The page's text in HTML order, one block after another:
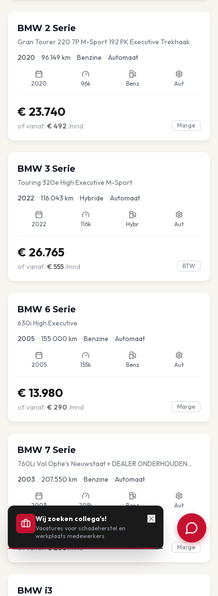
BMW 2 Serie
Gran Tourer 220 7P M-Sport 192 PK Executive Trekhaak
2020 •96.149 km •Benzine •Automaat
2020 96k Benz Aut
€ 23.740
of vanaf: € 492 /mnd Marge
BMW 3 Serie
Touring 320e High Executive M-Sport
2022 •116.043 km •Hybride •Automaat
2022 116k Hybr Aut
€ 26.765
of vanaf: € 555 /mnd BTW
BMW 6 Serie
630i High Executive
2005 •155.000 km •Benzine •Automaat
2005 155k Benz Aut
€ 13.980
of vanaf: € 290 /mnd Marge
BMW 7 Serie
760Li Vol Optie's Nieuwstaat + DEALER ONDERHOUDEN
2003 •207.550 km •Benzine •Automaat
2003 208k Benz Aut
€12.925
of vanaf:€268/mnd Marge
BMW i3
Wij zoeken collega's!
Vacatures voor schadeherstel en
werkplaats medewerkers